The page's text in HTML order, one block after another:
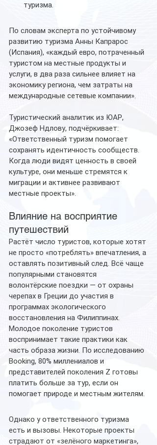
туризма.
По словам эксперта по устойчивому
развитию туризма Анны Капрарос
(Испания), «каждый евро, потраченный
туристом на местные продукты и
услуги, в два раза сильнее влияет на
экономику региона, чем затраты на
международные сетевые компании».
Туристический аналитик из ЮАР,
Джозеф Ндлову, подчёркивает:
«Ответственный туризм помогает
сохранять идентичность сообществ.
Когда люди видят ценность в своей
культуре, они меньше стремятся к
миграции и активнее развивают
местные проекты».
Влияние на восприятие
путешествий
Растёт число туристов, которые хотят
не просто «потреблять» впечатления, а
оставлять позитивный след. Всё чаще
популярными становятся
волонтёрские поездки — от охраны
черепах в Греции до участия в
программах экологического
восстановления на Филиппинах.
Молодое поколение туристов
воспринимает такие практики как
часть образа жизни. По исследованию
Booking, 80% миллениалов и
представителей поколения Z готовы
платить больше за тур, если он
помогает природе и местным жителям.
Однако у ответственного туризма
есть и вызовы. Некоторые проекты
страдают от «зелёного маркетинга»,